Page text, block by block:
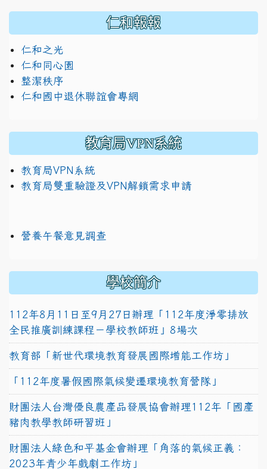
仁和報報
仁和之光
仁和同心園
整潔秩序
仁和國中退休聯誼會專網
教育局VPN系統
教育局VPN系統
教育局雙重驗證及VPN解鎖需求申請
營養午餐意見調查
學校簡介
112年8月11日至9月27日辦理「112年度淨零排放
全民推廣訓練課程－學校教師班」8場次
教育部「新世代環境教育發展國際增能工作坊」
「112年度暑假國際氣候變遷環境教育營隊」
財團法人台灣優良農產品發展協會辦理112年「國產
豬肉教學教師研習班」
財團法人綠色和平基金會辦理「角落的氣候正義：
2023年青少年戲劇工作坊」